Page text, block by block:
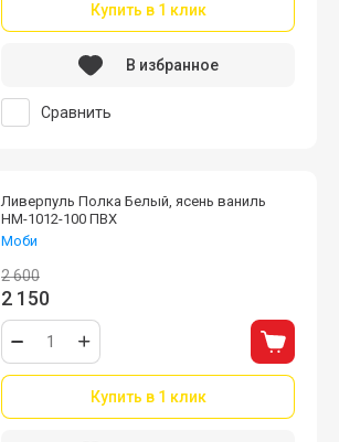
Купить в 1 клик
Сравнить
В избранное
Ливерпуль Полка Белый, ясень ваниль
НМ-1012-100 ПВХ
Моби
2 600
2 150
Купить в 1 клик